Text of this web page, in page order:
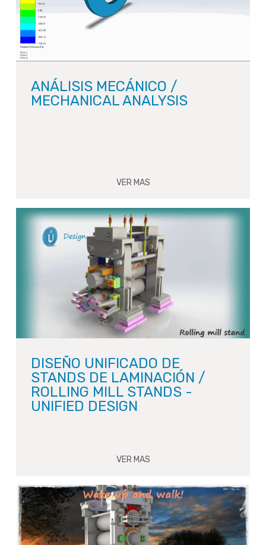
ANÁLISIS MECÁNICO /
MECHANICAL ANALYSIS
VER MAS
DISEÑO UNIFICADO DE
STANDS DE LAMINACIÓN /
ROLLING MILL STANDS -
UNIFIED DESIGN
VER MAS